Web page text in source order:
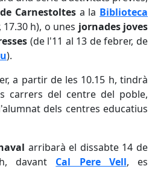
Carnestoltesa la Biblioteca
h), o unes jornades joves
(de l'11 al 13 de febrer, de
).
a partir de les 10.15 h, tindrà
carrers del centre del poble,
dels centres educatius
arribarà el dissabte 14 de
davant Cal Pere Vell, es